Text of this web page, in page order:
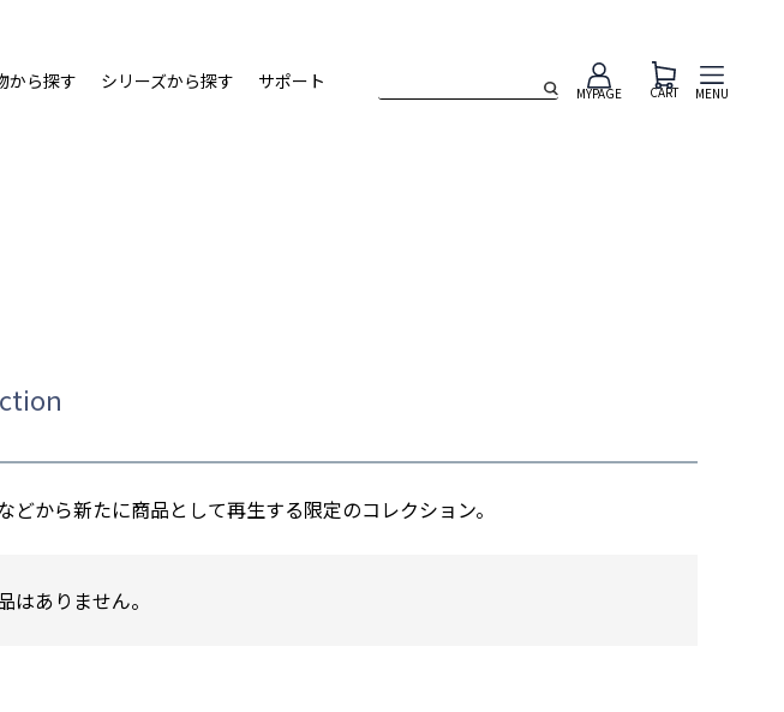
から探す シリーズから探す サポート
MYPAGE CART MENU
から新たに商品として再生する限定のコレクション。
はありません。